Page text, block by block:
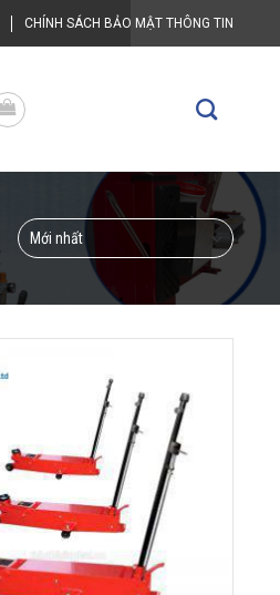
CHÍNH SÁCH BẢO MẬT THÔNG TIN